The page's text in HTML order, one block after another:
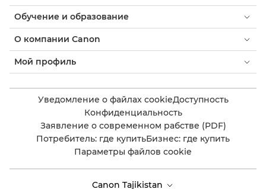
Обучение и образование
О компании Canon
Мой профиль
Уведомление о файлах cookieДоступность
Конфиденциальность
Заявление о современном рабстве (PDF)
Потребитель: где купитьБизнес: где купить
Параметры файлов cookie
Canon Tajikistan